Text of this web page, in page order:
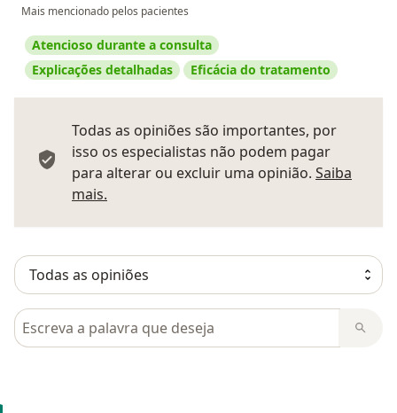
Mais mencionado pelos pacientes
Atencioso durante a consulta
Explicações detalhadas
Eficácia do tratamento
Todas as opiniões são importantes, por
isso os especialistas não podem pagar
para alterar ou excluir uma opinião. Saiba
mais.
Pesquisar em opiniões